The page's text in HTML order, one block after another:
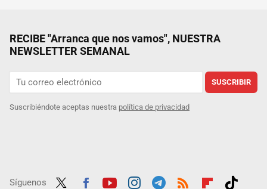
RECIBE "Arranca que nos vamos", NUESTRA
NEWSLETTER SEMANAL
SUSCRIBIR
Suscribiéndote aceptas nuestra política de privacidad
Síguenos